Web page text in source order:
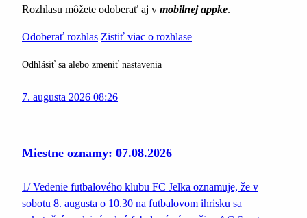
Rozhlasu môžete odoberať aj v mobilnej appke.
Odoberať rozhlas Zistiť viac o rozhlase
Odhlásiť sa alebo zmeniť nastavenia
7. augusta 2026 08:26
Miestne oznamy: 07.08.2026
1/ Vedenie futbalového klubu FC Jelka oznamuje, že v
sobotu 8. augusta o 10.30 na futbalovom ihrisku sa